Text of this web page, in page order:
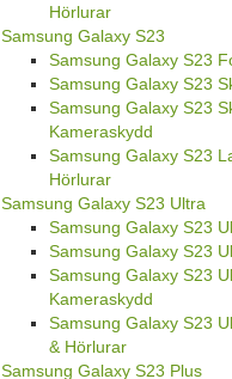
Hörlurar
Samsung Galaxy S23
Samsung Galaxy S23
Samsung Galaxy S23
Samsung Galaxy S23
Kameraskydd
Samsung Galaxy S23
Hörlurar
Samsung Galaxy S23 Ultra
Samsung Galaxy S23
Samsung Galaxy S23
Samsung Galaxy S23
Kameraskydd
Samsung Galaxy S23
& Hörlurar
Samsung Galaxy S23 Plus